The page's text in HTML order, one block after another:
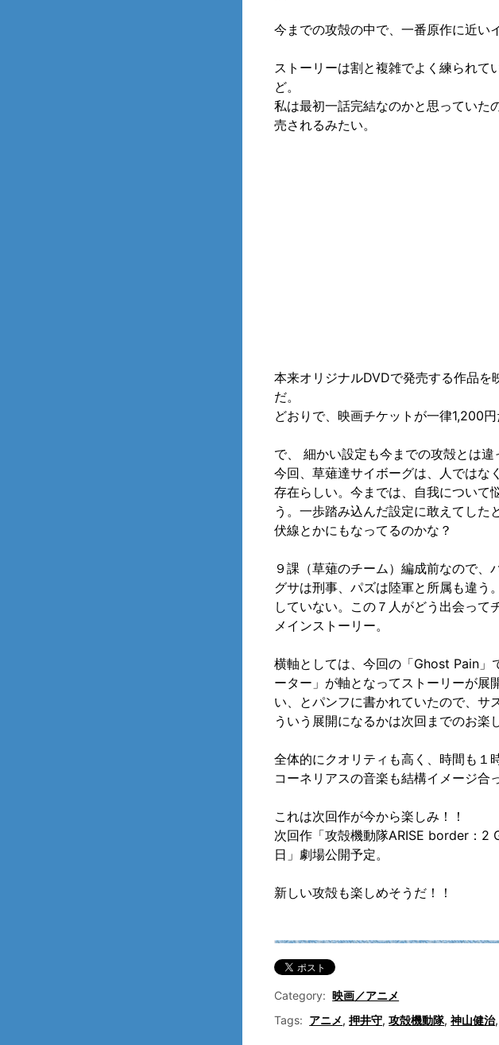
今までの攻殻の中で、一番原作に近い
ストーリーは割と複雑でよく練られて
ど。
私は最初一話完結なのかと思っていた
売されるみたい。
本来オリジナルDVDで発売する作品を
だ。
どおりで、映画チケットが一律1,200円
で、 細かい設定も今までの攻殻とは違
今回、草薙達サイボーグは、人ではな
存在らしい。今までは、自我について
う。一歩踏み込んだ設定に敢えてし
伏線とかにもなってるのかな？
９課（草薙のチーム）編成前なので、
グサは刑事、パズは陸軍と所属も違う
していない。この７人がどう出会っ
メインストーリー。
横軸としては、今回の「Ghost Pain」
ーター」が軸となってストーリーが展
い、とパンフに書かれていたので、サ
ういう展開になるかは次回までのお楽
全体的にクオリティも高く、時間も１
コーネリアスの音楽も結構イメージ合
これは次回作が今から楽しみ！！
次回作「攻殻機動隊ARISE border：2
日」劇場公開予定。
新しい攻殻も楽しめそうだ！！
Category:映画／アニメ
Tags: アニメ,押井守,攻殻機動隊,神山健治